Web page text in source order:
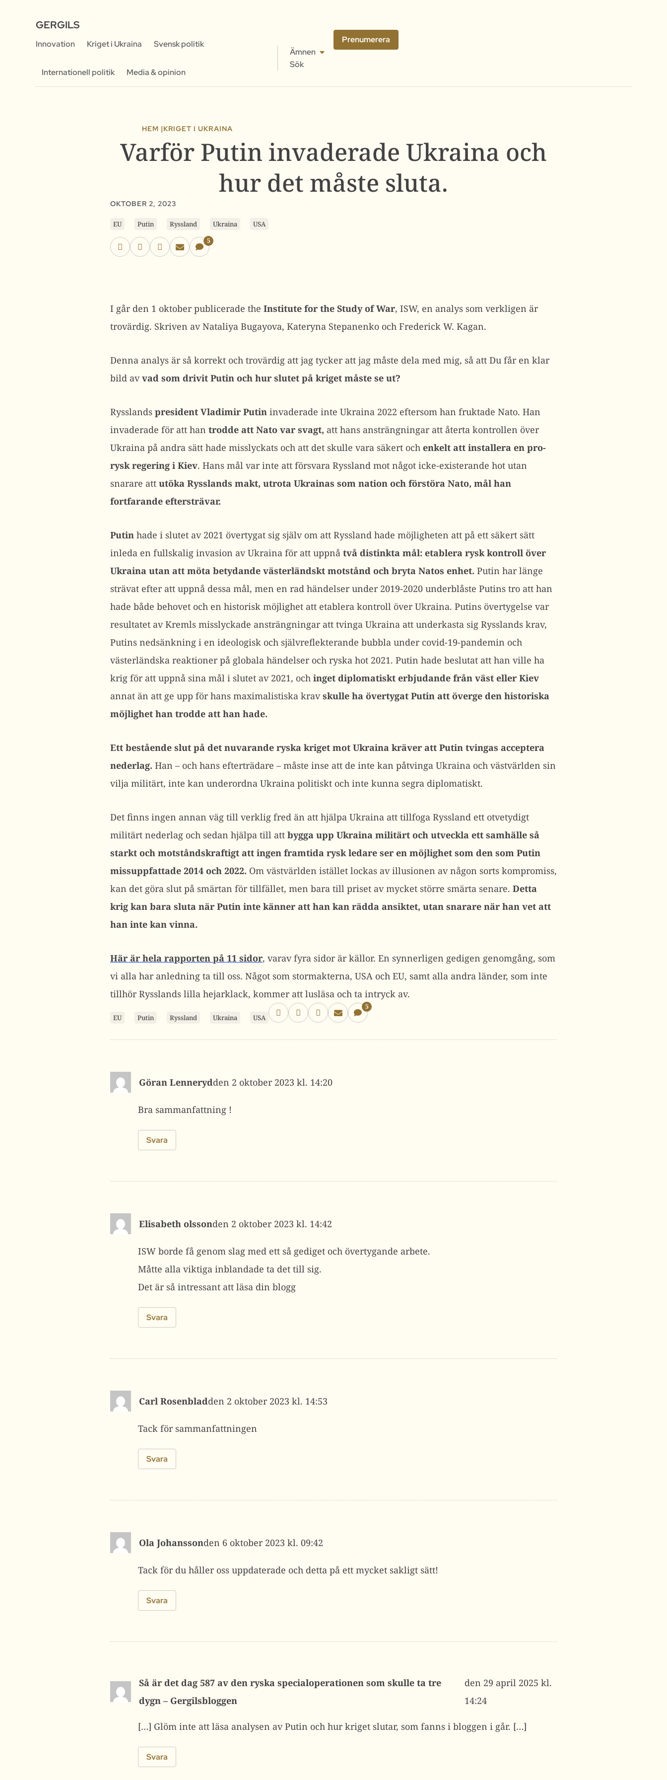
GERGILS
Innovation Kriget i Ukraina Svensk politik
Internationell politik Media & opinion
Ämnen
Sök
Prenumerera
HEM |KRIGET I UKRAINA
Varför Putin invaderade Ukraina och
hur det måste sluta.
OKTOBER 2, 2023
EU Putin Ryssland Ukraina USA
5
I går den 1 oktober publicerade the Institute for the Study of War, ISW, en analys som verkligen är
trovärdig. Skriven av Nataliya Bugayova, Kateryna Stepanenko och Frederick W. Kagan.
Denna analys är så korrekt och trovärdig att jag tycker att jag måste dela med mig, så att Du får en klar
bild avvad som drivit Putin och hur slutet på kriget måste se ut?
Rysslands president Vladimir Putin invaderade inte Ukraina 2022 eftersom han fruktade Nato. Han
invaderade för att han trodde att Nato var svagt, att hans ansträngningar att återta kontrollen över
Ukraina på andra sätt hade misslyckats och att det skulle vara säkert och enkelt att installera en pro-
rysk regering i Kiev. Hans mål var inte att försvara Ryssland mot något icke-existerande hot utan
snarare att utöka Rysslands makt, utrota Ukrainas som nation och förstöra Nato, mål han
fortfarande eftersträvar.
Putin hade i slutet av 2021 övertygat sig själv om att Ryssland hade möjligheten att på ett säkert sätt
inleda en fullskalig invasion av Ukraina för att uppnå två distinkta mål: etablera rysk kontroll över
Ukraina utan att möta betydande västerländskt motstånd och bryta Natos enhet. Putin har länge
strävat efter att uppnå dessa mål, men en rad händelser under 2019-2020 underblåste Putins tro att han
hade både behovet och en historisk möjlighet att etablera kontroll över Ukraina. Putins övertygelse var
resultatet av Kremls misslyckade ansträngningar att tvinga Ukraina att underkasta sig Rysslands krav,
Putins nedsänkning i en ideologisk och självreflekterande bubbla under covid-19-pandemin och
västerländska reaktioner på globala händelser och ryska hot 2021. Putin hade beslutat att han ville ha
krig för att uppnå sina mål i slutet av 2021, och inget diplomatiskt erbjudande från väst eller Kiev
annat än att ge upp för hans maximalistiska kravskulle ha övertygat Putin att överge den historiska
möjlighet han trodde att han hade.
Ett bestående slut på det nuvarande ryska kriget mot Ukraina kräver att Putin tvingas acceptera
nederlag. Han – och hans efterträdare – måste inse att de inte kan påtvinga Ukraina och västvärlden sin
vilja militärt, inte kan underordna Ukraina politiskt och inte kunna segra diplomatiskt.
Det finns ingen annan väg till verklig fred än att hjälpa Ukraina att tillfoga Ryssland ett otvetydigt
militärt nederlag och sedan hjälpa till att bygga upp Ukraina militärt och utveckla ett samhälle så
starkt och motståndskraftigt att ingen framtida rysk ledare ser en möjlighet som den som Putin
missuppfattade 2014 och 2022. Om västvärlden istället lockas av illusionen av någon sorts kompromiss,
kan det göra slut på smärtan för tillfället, men bara till priset av mycket större smärta senare. Detta
krig kan bara sluta när Putin inte känner att han kan rädda ansiktet, utan snarare när han vet att
han inte kan vinna.
Här är hela rapporten på 11 sidor, varav fyra sidor är källor. En synnerligen gedigen genomgång, som
vi alla har anledning ta till oss. Något som stormakterna, USA och EU, samt alla andra länder, som inte
tillhör Rysslands lilla hejarklack, kommer att lusläsa och ta intryck av.
EU Putin Ryssland Ukraina USA
5
Göran Lenneryd 2 oktober 2023 kl. 14:20
Bra sammanfattning !
Svara
Elisabeth olsson 2 oktober 2023 kl. 14:42
ISW borde få genom slag med ett så gediget och övertygande arbete.
Måtte alla viktiga inblandade ta det till sig.
Det är så intressant att läsa din blogg
Svara
Carl Rosenblad 2 oktober 2023 kl. 14:53
Tack för sammanfattningen
Svara
Ola Johansson 6 oktober 2023 kl. 09:42
Tack för du håller oss uppdaterade och detta på ett mycket sakligt sätt!
Svara
Så är det dag 587 av den ryska specialoperationen som skulle ta tre
dygn – Gergilsbloggen
29 april 2025 kl.
14:24
[…] Glöm inte att läsa analysen av Putin och hur kriget slutar, som fanns i bloggen i går. […]
Svara